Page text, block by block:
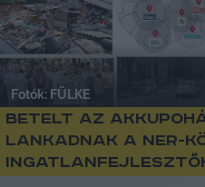
Fotók: FÜLKE
Betelt az
lankadnak a NER-
ingatlanfejlesztők